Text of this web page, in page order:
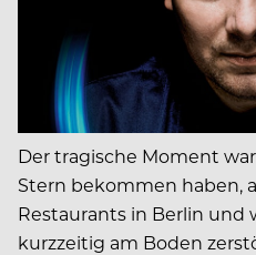
Der tragische Moment
Stern bekommen haben,
Restaurants in Berlin und
kurzzeitig am Boden